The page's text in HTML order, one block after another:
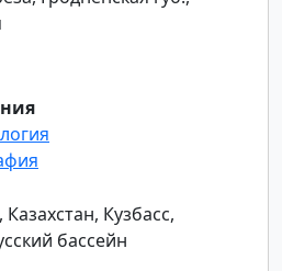
Кузбасс,
бассейн